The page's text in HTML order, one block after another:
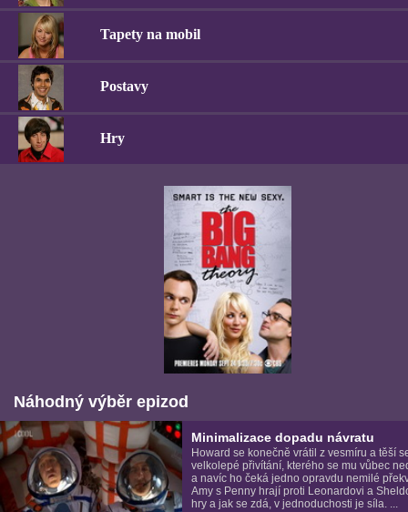
Tapety na mobil
Postavy
Hry
Náhodný výběr epizod
Minimalizace dopadu návratu
Howard se konečně vrátil z vesmíru a těší
velkolepé přivítání, kterého se mu vůbec
a navíc ho čeká jedno opravdu nemilé
Amy s Penny hrají proti Leonardovi a
hry a jak se zdá, v jednoduchosti je síla. ...